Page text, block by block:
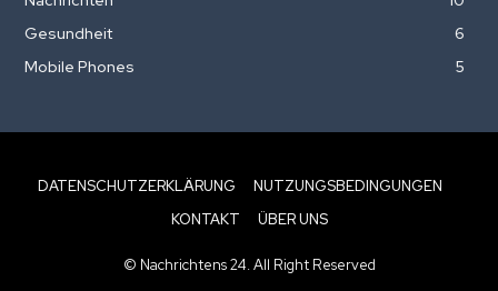
Gesundheit
6
Mobile Phones
5
DATENSCHUTZERKLÄRUNG
NUTZUNGSBEDINGUNGEN
KONTAKT
ÜBER UNS
© Nachrichtens 24. All Right Reserved